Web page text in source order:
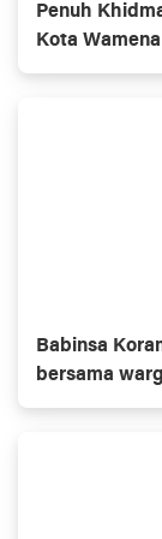
Penuh
Kota Wamena
Babinsa
bersama
jalan